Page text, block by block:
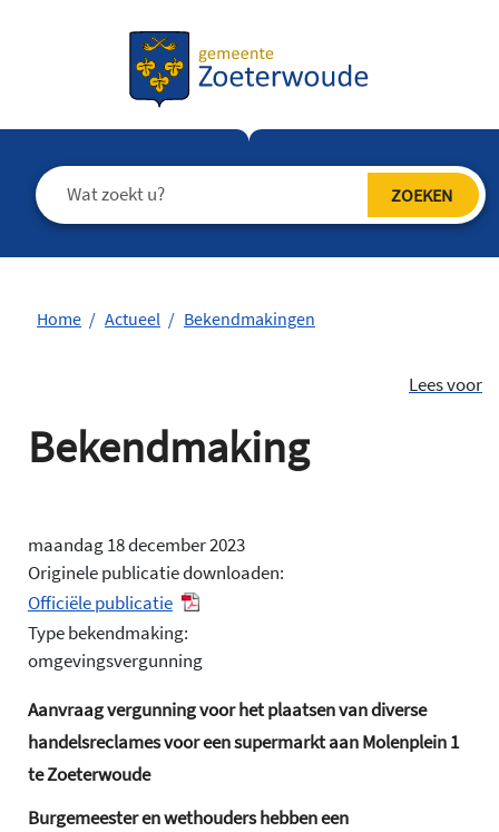
Home Actueel Bekendmakingen
Lees voor
Bekendmaking
maandag 18 december 2023
Originele publicatie downloaden:
Officiële publicatie
Type bekendmaking:
omgevingsvergunning
Aanvraag vergunning voor het plaatsen van diverse
handelsreclames voor een supermarkt aan Molenplein 1
te Zoeterwoude
Burgemeester en wethouders hebben een